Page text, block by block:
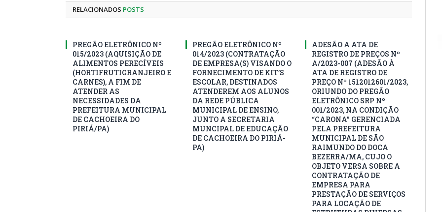
RELACIONADOS POSTS
PREGÃO ELETRÔNICO Nº
015/2023 (AQUISIÇÃO DE
ALIMENTOS PERECÍVEIS
(HORTIFRUTIGRANJEIRO E
CARNES), A FIM DE
ATENDER AS
NECESSIDADES DA
PREFEITURA MUNICIPAL
DE CACHOEIRA DO
PIRIÁ/PA)
PREGÃO ELETRÔNICO Nº
014/2023 (CONTRATAÇÃO
DE EMPRESA(S) VISANDO O
FORNECIMENTO DE KIT’S
ESCOLAR, DESTINADOS
ATENDEREM AOS ALUNOS
DA REDE PÚBLICA
MUNICIPAL DE ENSINO,
JUNTO A SECRETARIA
MUNCIPAL DE EDUCAÇÃO
DE CACHOEIRA DO PIRIÁ-
PA)
ADESÃO A ATA DE
REGISTRO DE PREÇOS Nº
A/2023-007 (ADESÃO À
ATA DE REGISTRO DE
PREÇO Nº 1512012601/2023,
ORIUNDO DO PREGÃO
ELETRÔNICO SRP Nº
001/2023, NA CONDIÇÃO
“CARONA” GERENCIADA
PELA PREFEITURA
MUNICIPAL DE SÃO
RAIMUNDO DO DOCA
BEZERRA/MA, CUJO O
OBJETO VERSA SOBRE A
CONTRATAÇÃO DE
EMPRESA PARA
PRESTAÇÃO DE SERVIÇOS
PARA LOCAÇÃO DE